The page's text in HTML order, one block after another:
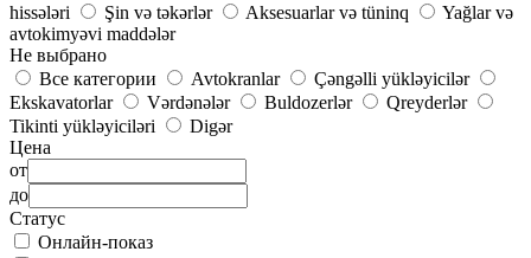
hissələri
Şin və təkərlər Aksesuarlar və tüninq
Yağlar və
avtokimyəvi maddələr
Не выбрано
Все категории
Avtokranlar
Çəngəlli yükləyicilər
Ekskavatorlar
Vərdənələr Buldozerlər
Qreyderlər
Tikinti yükləyiciləri
Digər
Цена
от
до
Статус
Онлайн-показ